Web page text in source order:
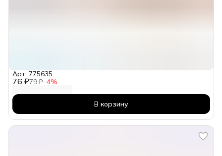
76 ₽79 ₽−4%
Арт: 775635
В корзину